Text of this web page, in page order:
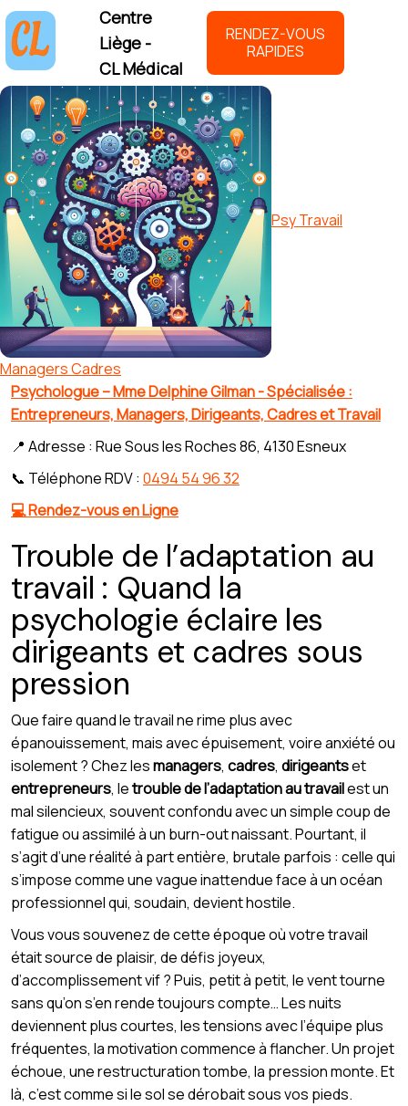
Centre
Liège -
CL Médical
RENDEZ-VOUS
RAPIDES
Psy Travail
Managers Cadres
Psychologue – Mme Delphine Gilman - Spécialisée :
Entrepreneurs, Managers, Dirigeants, Cadres et Travail
📍 Adresse : Rue Sous les Roches 86, 4130 Esneux
📞 Téléphone RDV : 0494 54 96 32
💻 Rendez-vous en Ligne
Trouble de l’adaptation au
travail : Quand la
psychologie éclaire les
dirigeants et cadres sous
pression
Que faire quand le travail ne rime plus avec
épanouissement, mais avec épuisement, voire anxiété ou
isolement ? Chez lesmanagers, cadres, dirigeantset
entrepreneurs, letrouble de l’adaptation au travailest un
mal silencieux, souvent confondu avec un simple coup de
fatigue ou assimilé à un burn-out naissant. Pourtant, il
s’agit d’une réalité à part entière, brutale parfois : celle qui
s’impose comme une vague inattendue face à un océan
professionnel qui, soudain, devient hostile.
Vous vous souvenez de cette époque où votre travail
était source de plaisir, de défis joyeux,
d’accomplissement vif ? Puis, petit à petit, le vent tourne
sans qu’on s’en rende toujours compte… Les nuits
deviennent plus courtes, les tensions avec l’équipe plus
fréquentes, la motivation commence à flancher. Un projet
échoue, une restructuration tombe, la pression monte. Et
là, c’est comme si le sol se dérobait sous vos pieds.